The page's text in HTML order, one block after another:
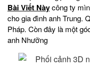
Bài Viết Nàycông ty
cho gia đình anh Trung.
Pháp. Còn đây là một
anh Nhưỡng